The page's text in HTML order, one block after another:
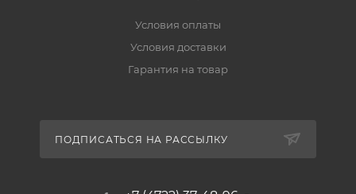
Условия оплаты
Условия доставки
Гарантия на товар
ПОДПИСАТЬСЯ НА РАССЫЛКУ